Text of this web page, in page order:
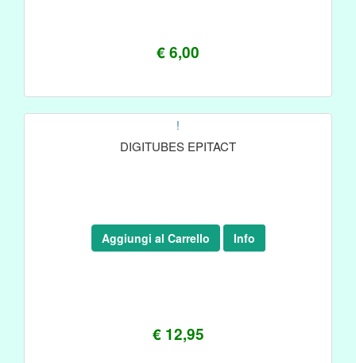
€ 6,00
!
DIGITUBES EPITACT
€ 12,95
Aggiungi al Carrello Info